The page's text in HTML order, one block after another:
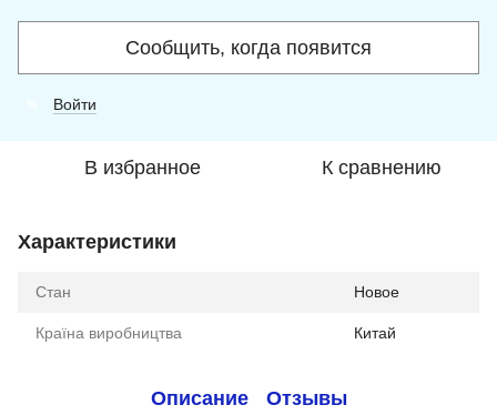
Сообщить, когда появится
Войти
В избранное К сравнению
Характеристики
Стан Новое
Країна виробництва Китай
Описание Отзывы